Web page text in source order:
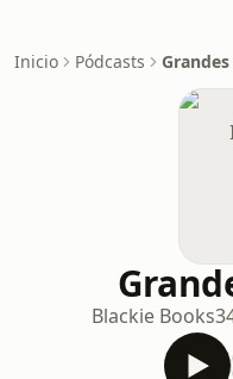
Inicio Pódcasts
Blackie Books